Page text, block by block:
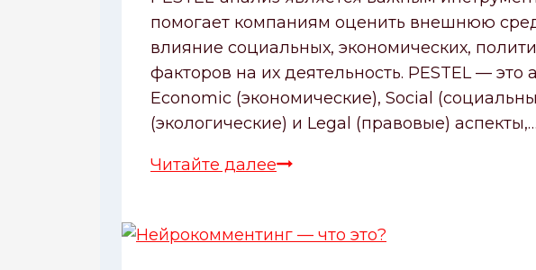
помогает компаниям оценить внешнюю
влияние социальных, экономических,
факторов на их деятельность. PESTEL —
Economic (экономические), Social
(экологические) и Legal (правовые) аспекты,…
Читайте далееPESTEL-
это?